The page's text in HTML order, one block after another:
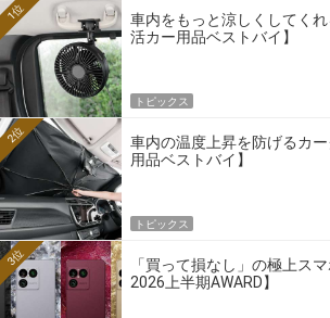
車内をもっと涼しくしてく
活カー用品ベストバイ】
1位
トピックス
車内の温度上昇を防げるカ
用品ベストバイ】
2位
トピックス
「買って損なし」の極上ス
2026上半期AWARD】
3位